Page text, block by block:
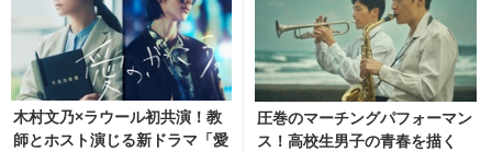
木村文乃×ラウール初共演！教
師とホスト演じる新ドラマ「愛
圧巻のマーチングパフォーマン
ス！高校生男子の青春を描く